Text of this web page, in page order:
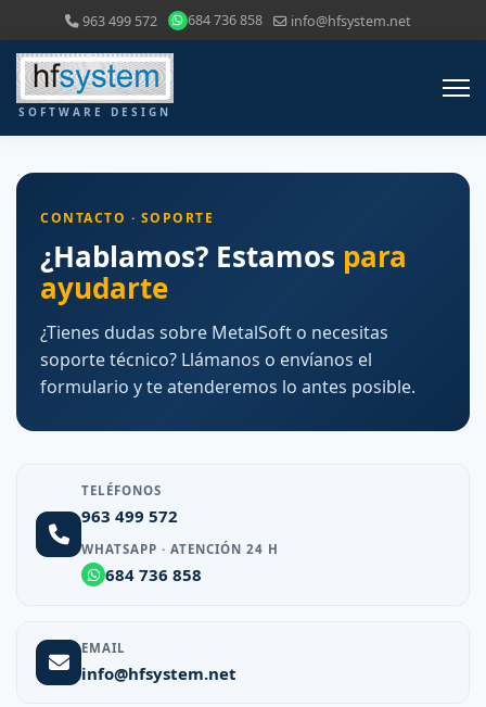
963 499 572 684 736 858 info@hfsystem.net
CONTACTO · SOPORTE
¿Hablamos? Estamos para
ayudarte
¿Tienes dudas sobre MetalSoft o necesitas
soporte técnico? Llámanos o envíanos el
formulario y te atenderemos lo antes posible.

TELÉFONOS
963 499 572
WHATSAPP · ATENCIÓN 24 H
684 736 858

EMAIL
info@hfsystem.net